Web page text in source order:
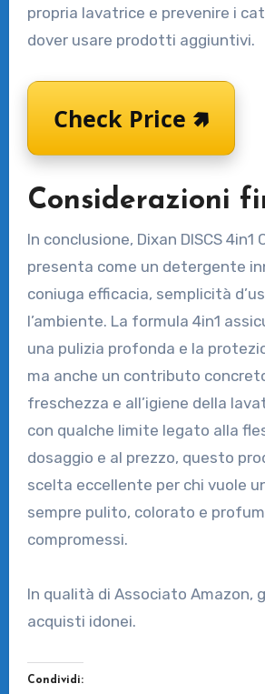
propria lavatrice e prevenire i
dover usare prodotti aggiuntivi.
Check Price 🢅
Considerazioni
In conclusione, Dixan DISCS 4in1
presenta come un detergente
coniuga efficacia, semplicità
l’ambiente. La formula 4in1
una pulizia profonda e la
ma anche un contributo
freschezza e all’igiene della
con qualche limite legato alla
dosaggio e al prezzo, questo
scelta eccellente per chi vuole
sempre pulito, colorato e
compromessi.
In qualità di Associato Amazon,
acquisti idonei.
Condividi: